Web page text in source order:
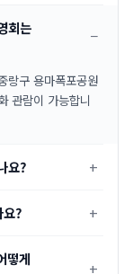
회는
구 용마폭포공원
관람이 가능합니
요?
?
떻게